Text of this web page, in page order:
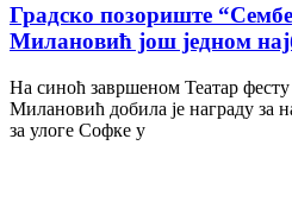
Градско позориште
Милановић још једном
На синоћ завршеном Театар
Милановић добила је награду за
за улоге Софке у